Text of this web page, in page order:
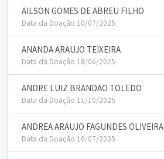
AILSON GOMES DE ABREU FILHO
Data da Doação 10/07/2025
ANANDA ARAUJO TEIXEIRA
Data da Doação 18/06/2025
ANDRE LUIZ BRANDAO TOLEDO
Data da Doação 11/10/2025
ANDREA ARAUJO FAGUNDES OLIVEIRA
Data da Doação 10/07/2025